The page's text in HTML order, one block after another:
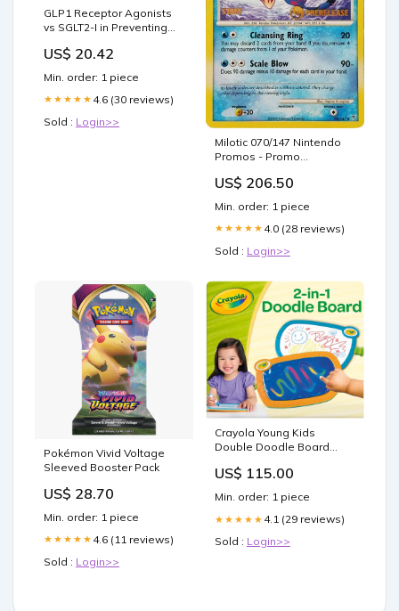
GLP1 Receptor Agonists
vs SGLT2-I in Preventing
– AJKD Blog
US$ 20.42
Min. order: 1 piece
★★★★★ 4.6 (30 reviews)
Sold : Login>>
Milotic 070/147 Nintendo
Promos - Promo
US$ 206.50
Min. order: 1 piece
★★★★★ 4.0 (28 reviews)
Sold : Login>>
Pokémon Vivid Voltage
Sleeved Booster Pack
US$ 28.70
Min. order: 1 piece
★★★★★ 4.6 (11 reviews)
Sold : Login>>
Crayola Young Kids
Double Doodle Board
US$ 115.00
Min. order: 1 piece
★★★★★ 4.1 (29 reviews)
Sold : Login>>